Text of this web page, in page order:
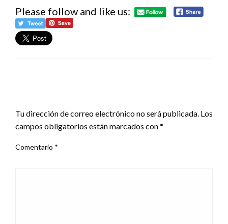
Please follow and like us:
Tu dirección de correo electrónico no será publicada. Los
campos obligatorios están marcados con*
Comentario *